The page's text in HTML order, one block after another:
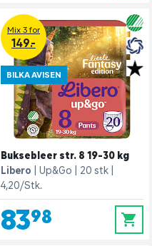
Mix 3 for
149.-
BILKA AVISEN
Buksebleer str. 8 19-30 kg
Libero
Up&Go
20 stk
4,20/Stk.
83,98 0